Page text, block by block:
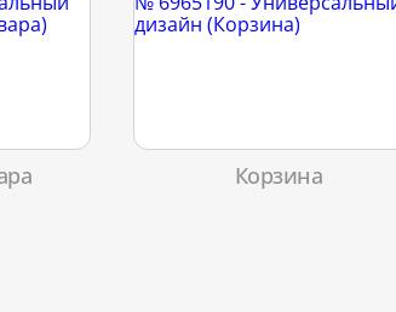
Корзина